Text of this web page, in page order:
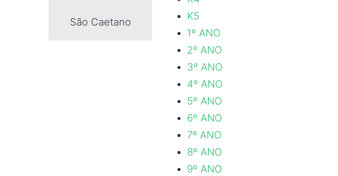
São Caetano
K5
1º ANO
2º ANO
3º ANO
4º ANO
5º ANO
6º ANO
7º ANO
8º ANO
9º ANO